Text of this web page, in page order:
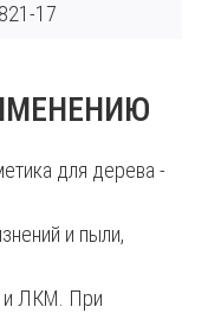
17
и пыли,
и ЛКМ. При